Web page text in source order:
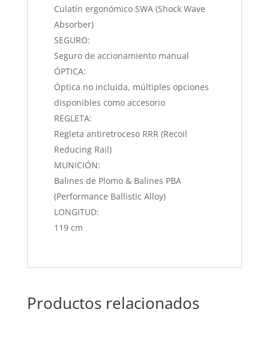
Culatín ergonómico SWA (Shock Wave
Absorber)
SEGURO:
Seguro de accionamiento manual
ÓPTICA:
Óptica no incluida, múltiples opciones
disponibles como accesorio
REGLETA:
Regleta antiretroceso RRR (Recoil
Reducing Rail)
MUNICIÓN:
Balines de Plomo & Balines PBA
(Performance Ballistic Alloy)
LONGITUD:
119 cm
Productos relacionados